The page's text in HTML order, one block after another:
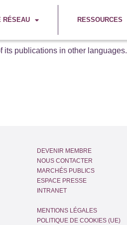
RÉSEAU RESSOURCES
its publications in other languages.
DEVENIR MEMBRE
NOUS CONTACTER
MARCHÉS PUBLICS
ESPACE PRESSE
INTRANET
MENTIONS LÉGALES
POLITIQUE DE COOKIES (UE)